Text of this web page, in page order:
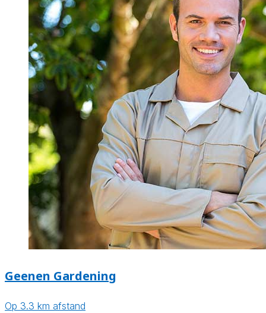
Geenen Gardening
Op 3.3 km afstand